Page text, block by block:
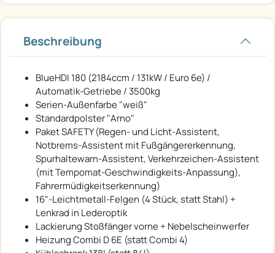
Beschreibung
BlueHDI 180 (2184ccm / 131kW / Euro 6e) /
Automatik-Getriebe / 3500kg
Serien-Außenfarbe "weiß"
Standardpolster "Arno"
Paket SAFETY (Regen- und Licht-Assistent,
Notbrems-Assistent mit Fußgängererkennung,
Spurhaltewarn-Assistent, Verkehrzeichen-Assistent
(mit Tempomat-Geschwindigkeits-Anpassung),
Fahrermüdigkeitserkennung)
16"-Leichtmetall-Felgen (4 Stück, statt Stahl) +
Lenkrad in Lederoptik
Lackierung Stoßfänger vorne + Nebelscheinwerfer
Heizung Combi D 6E (statt Combi 4)